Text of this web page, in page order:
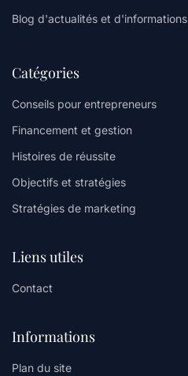
Blog d'actualités et d'informations
Catégories
Conseils pour entrepreneurs
Financement et gestion
Histoires de réussite
Objectifs et stratégies
Stratégies de marketing
Liens utiles
Contact
Informations
Plan du site